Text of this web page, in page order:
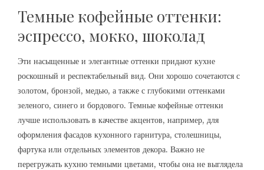
Темные кофейные оттенки:
эспрессо, мокко, шоколад
Эти насыщенные и элегантные оттенки придают кухне
роскошный и респектабельный вид. Они хорошо сочетаются с
золотом, бронзой, медью, а также с глубокими оттенками
зеленого, синего и бордового. Темные кофейные оттенки
лучше использовать в качестве акцентов, например, для
оформления фасадов кухонного гарнитура, столешницы,
фартука или отдельных элементов декора. Важно не
перегружать кухню темными цветами, чтобы она не выглядела